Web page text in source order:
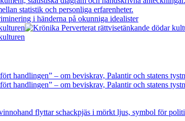
i händerna på okunniga idealister
handlingen” – om beviskrav, Palantir och statens
handlingen” – om beviskrav, Palantir och statens